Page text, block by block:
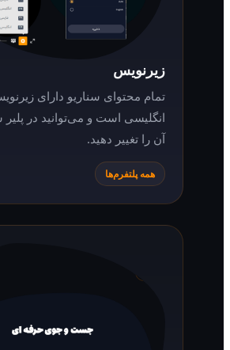
تمام محتوای سناریو دارای زیرنویس فارسی و
انگلیسی است و می‌توانید در پلیر سایت و اپ
آن را تغییر دهید.
همه پلتفرم‌ها